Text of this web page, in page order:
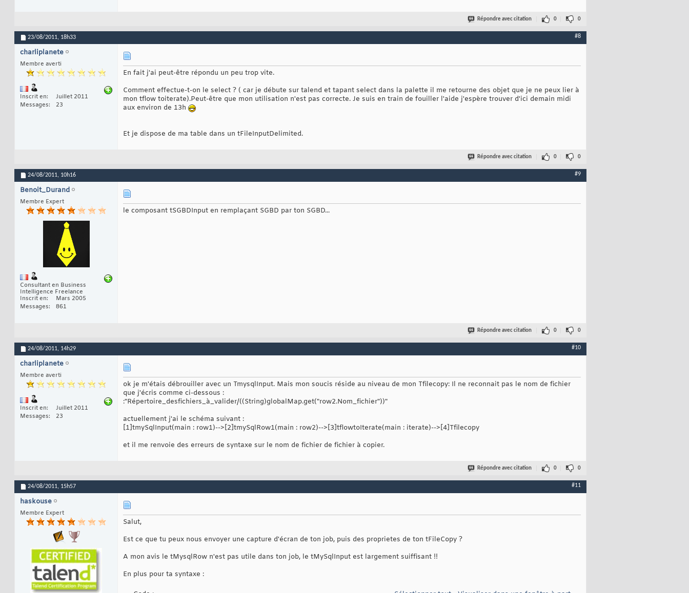
Répondre avec citation 0 0
23/08/2011, 18h33 #8
charliplanete
Membre averti
Inscrit en
Juillet 2011
Messages
23
En fait j'ai peut-être répondu un peu trop vite.
Comment effectue-t-on le select ? ( car je débute sur talend et tapant select dans la palette il me retourne des objet que je ne peux lier à
mon tflow toiterate).Peut-être que mon utilisation n'est pas correcte. Je suis en train de fouiller l'aide j'espère trouver d'ici demain midi
aux environ de 13h
Et je dispose de ma table dans un tFileInputDelimited.
Répondre avec citation 0 0
24/08/2011, 10h16 #9
Benoit_Durand
Membre Expert
Consultant en Business
Intelligence Freelance
Inscrit en
Mars 2005
Messages
861
le composant tSGBDInput en remplaçant SGBD par ton SGBD...
Répondre avec citation 0 0
24/08/2011, 14h29 #10
charliplanete
Membre averti
Inscrit en
Juillet 2011
Messages
23
ok je m'étais débrouiller avec un TmysqlInput. Mais mon soucis réside au niveau de mon Tfilecopy: Il ne reconnait pas le nom de fichier
que j'écris comme ci-dessous :
:"Répertoire_desfichiers_à_valider/((String)globalMap.get("row2.Nom_fichier"))"
actuellement j'ai le schéma suivant :
[1]tmySqlInput(main : row1)-->[2]tmySqlRow1(main : row2)-->[3]tflowtoIterate(main : iterate)-->[4]Tfilecopy
et il me renvoie des erreurs de syntaxe sur le nom de fichier de fichier à copier.
Répondre avec citation 0 0
24/08/2011, 15h57 #11
haskouse
Membre Expert
Salut,
Est ce que tu peux nous envoyer une capture d'écran de ton job, puis des proprietes de ton tFileCopy ?
A mon avis le tMysqlRow n'est pas utile dans ton job, le tMySqlInput est largement suiffisant !!
En plus pour ta syntaxe :